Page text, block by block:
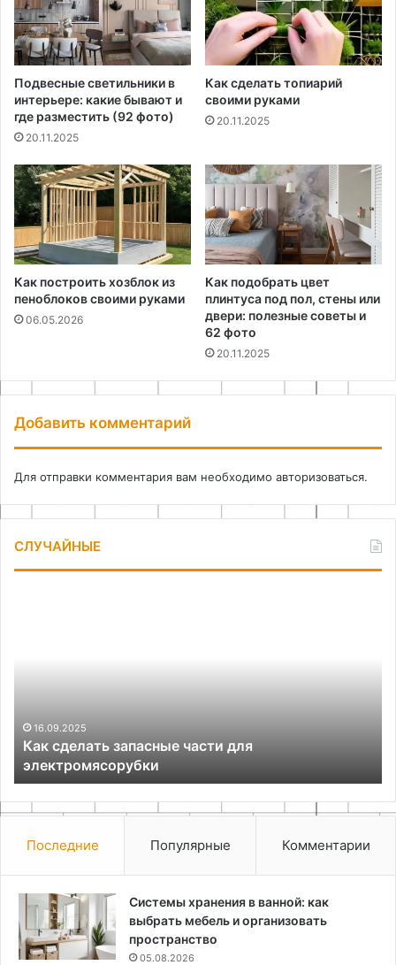
Подвесные светильники в
интерьере: какие бывают и
где разместить (92 фото)
20.11.2025
Как сделать топиарий
своими руками
20.11.2025
Как построить хозблок из
пеноблоков своими руками
06.05.2026
Как подобрать цвет
плинтуса под пол, стены или
двери: полезные советы и
62 фото
20.11.2025
Добавить комментарий
Для отправки комментария вам необходимо авторизоваться.
СЛУЧАЙНЫЕ
16.09.2025
Как сделать запасные части для
электромясорубки
Последние Популярные Комментарии
Системы хранения в ванной: как
выбрать мебель и организовать
пространство
05.08.2026